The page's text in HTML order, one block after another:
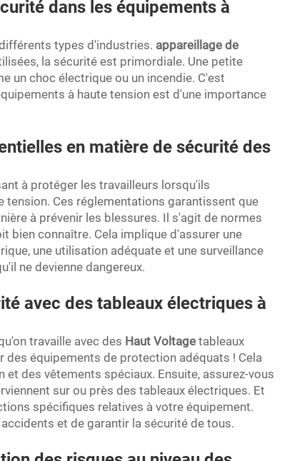
dans les équipements à
types d'industries. appareillage de
la sécurité est primordiale. Une petite
un choc électrique ou un incendie. C'est
à haute tension est d'une importance
en matière de sécurité des
à protéger les travailleurs lorsqu'ils
tension. Ces réglementations garantissent que
à prévenir les blessures. Il s'agit de normes
bien connaître. Cela implique d'assurer une
une utilisation adéquate et une surveillance
ne devienne dangereux.
avec des tableaux électriques à
travaille avec des Haut Voltage tableaux
équipements de protection adéquats ! Cela
des vêtements spéciaux. Ensuite, assurez-vous
sur ou près des tableaux électriques. Et
spécifiques relatives à votre équipement.
et de garantir la sécurité de tous.